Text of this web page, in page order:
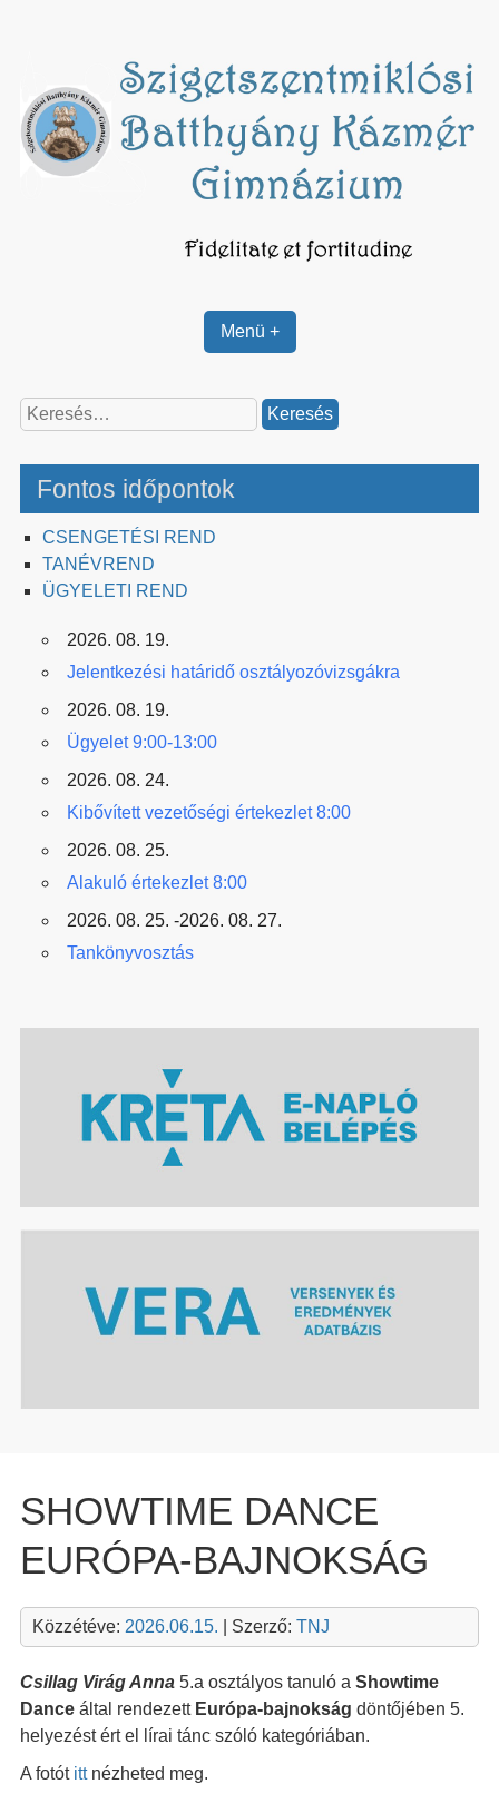
Menü +
Keresés:
Fontos időpontok
CSENGETÉSI REND
TANÉVREND
ÜGYELETI REND
2026. 08. 19.
Jelentkezési határidő osztályozóvizsgákra
2026. 08. 19.
Ügyelet 9:00-13:00
2026. 08. 24.
Kibővített vezetőségi értekezlet 8:00
2026. 08. 25.
Alakuló értekezlet 8:00
2026. 08. 25. -2026. 08. 27.
Tankönyvosztás
SHOWTIME DANCE
EURÓPA-BAJNOKSÁG
Közzétéve: 2026.06.15. | Szerző: TNJ
Csillag Virág Anna5.a osztályos tanuló a Showtime
Danceáltal rendezett Európa-bajnokság döntőjében 5.
helyezést ért el lírai tánc szóló kategóriában.
A fotót ittnézheted meg.